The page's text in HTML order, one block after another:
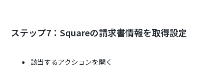
ステップ7：Squareの請求書情報を取得設定
該当するアクションを開く